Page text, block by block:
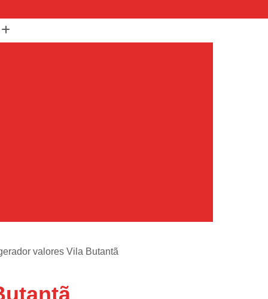
Condicionado Portatil
Portatil Philco
valores Vila Butantã